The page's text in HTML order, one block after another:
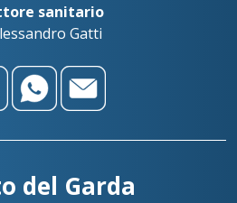
sanitario
Gatti
del Garda